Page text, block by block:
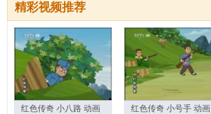
精彩视频推荐
红色传奇 小八路 动画
红色传奇 小号手 动画